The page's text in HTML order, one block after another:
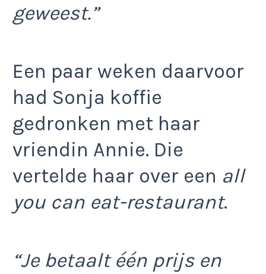
geweest.”
Een paar weken daarvoor
had Sonja koffie
gedronken met haar
vriendin Annie. Die
vertelde haar over een all
you can eat-restaurant.
“Je betaalt één prijs en